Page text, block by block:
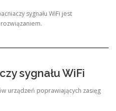
sygnału WiFi jest
sygnału WiFi
urządzeń poprawiających zasięg